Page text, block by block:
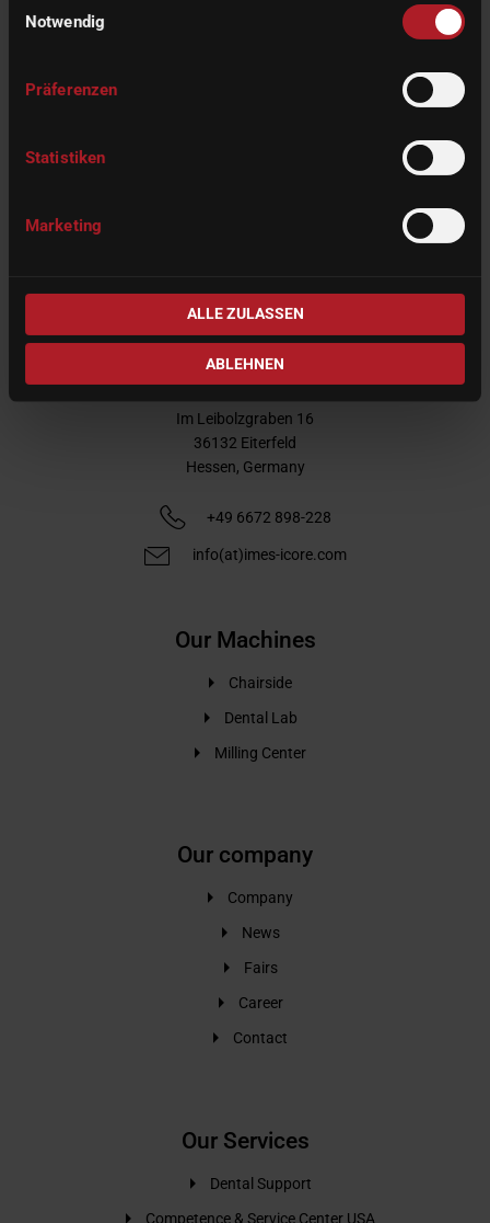
Notwendig
Präferenzen
Statistiken
Marketing
ALLE ZULASSEN
ABLEHNEN
imes-icore GmbH
Im Leibolzgraben 16
36132 Eiterfeld
Hessen, Germany
+49 6672 898-228
info(at)imes-icore.com
Our Machines
Chairside
Dental Lab
Milling Center
Our company
Company
News
Fairs
Career
Contact
Our Services
Dental Support
Competence & Service Center USA